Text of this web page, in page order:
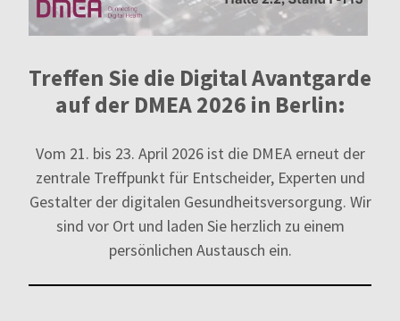
Treffen Sie die Digital Avantgarde
auf der DMEA 2026 in Berlin:
Vom 21. bis 23. April 2026 ist die DMEA erneut der
zentrale Treffpunkt für Entscheider, Experten und
Gestalter der digitalen Gesundheitsversorgung. Wir
sind vor Ort und laden Sie herzlich zu einem
persönlichen Austausch ein.